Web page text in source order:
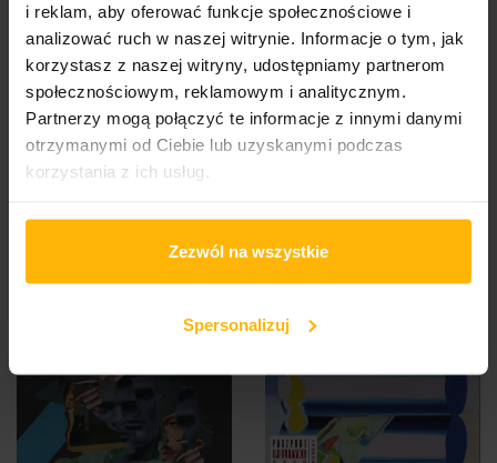
i reklam, aby oferować funkcje społecznościowe i
analizować ruch w naszej witrynie. Informacje o tym, jak
korzystasz z naszej witryny, udostępniamy partnerom
społecznościowym, reklamowym i analitycznym.
Partnerzy mogą połączyć te informacje z innymi danymi
otrzymanymi od Ciebie lub uzyskanymi podczas
korzystania z ich usług.
Zezwól na wszystkie
Spersonalizuj
Thievery Corporation -